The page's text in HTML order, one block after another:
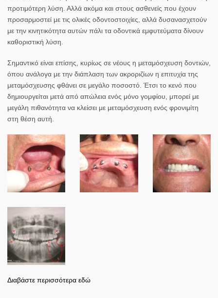
προτιμότερη λύση. Αλλά ακόμα και στους ασθενείς που έχουν
προσαρμοστεί με τις ολικές οδοντοστοιχίες, αλλά δυσανασχετούν
με την κινητικότητα αυτών πάλι τα οδοντικά εμφυτεύματα δίνουν
καθοριστική λύση.
Σημαντικό είναι επίσης, κυρίως σε νέους η μεταμόσχευση δοντιών,
όπου ανάλογα με την διάπλαση των ακροριζίων η επιτυχία της
μεταμόσχευσης φθάνει σε μεγάλο ποσοστό. Έτσι το κενό που
δημιουργείται μετά από απώλεια ενός μόνο γομφίου, μπορεί με
μεγάλη πιθανότητα να κλείσει με μεταμόσχευση ενός φρονιμίτη
στη θέση αυτή.
Διαβάστε περισσότερα εδώ